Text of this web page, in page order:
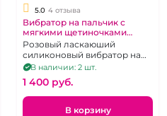
5.0 4 отзыва
Вибратор на пальчик с
мягкими щетиночками
"Ласка"
Розовый ласкаюший
силиконовый вибратор на
пальчик.
В наличии: 2 шт.
1 400 pуб.
В корзину